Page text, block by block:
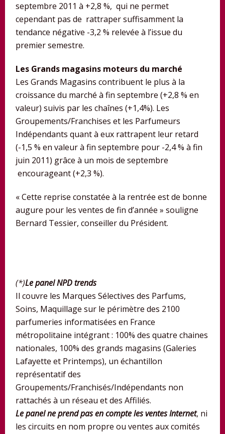
septembre 2011 à +2,8 %, qui ne permet
cependant pas de rattraper suffisamment la
tendance négative -3,2 % relevée à l’issue du
premier semestre.
Les Grands magasins moteurs du marché
Les Grands Magasins contribuent le plus à la
croissance du marché à fin septembre (+2,8 % en
valeur) suivis par les chaînes (+1,4%). Les
Groupements/Franchises et les Parfumeurs
Indépendants quant à eux rattrapent leur retard
(-1,5 % en valeur à fin septembre pour -2,4 % à fin
juin 2011) grâce à un mois de septembre
encourageant (+2,3 %).
« Cette reprise constatée à la rentrée est de bonne
augure pour les ventes de fin d’année » souligne
Bernard Tessier, conseiller du Président.
(*)Le panel NPD trends
Il couvre les Marques Sélectives des Parfums,
Soins, Maquillage sur le périmètre des 2100
parfumeries informatisées en France
métropolitaine intégrant : 100% des quatre chaines
nationales, 100% des grands magasins (Galeries
Lafayette et Printemps), un échantillon
représentatif des
Groupements/Franchisés/Indépendants non
rattachés à un réseau et des Affiliés.
Le panel ne prend pas en compte les ventes Internet, ni
les circuits en nom propre ou ventes aux comités